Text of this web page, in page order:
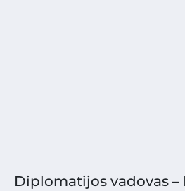
Diplomatijos vadovas –